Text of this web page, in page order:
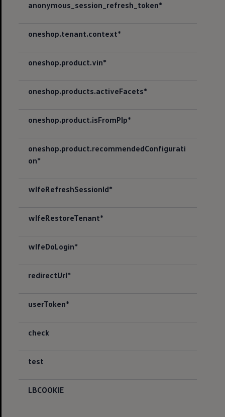
anonymous_session_refresh_token*
oneshop.tenant.context*
oneshop.product.vin*
oneshop.products.activeFacets*
oneshop.product.isFromPlp*
oneshop.product.recommendedConfigurati
on*
wlfeRefreshSessionId*
wlfeRestoreTenant*
wlfeDoLogin*
redirectUrl*
userToken*
check
test
LBCOOKIE